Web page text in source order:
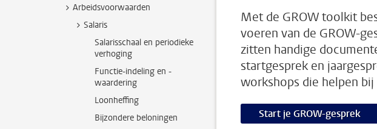
Arbeidsvoorwaarden
Salaris
Salarisschaal en periodieke
verhoging
Functie-indeling en -
waardering
Loonheffing
Bijzondere beloningen
Met de GROW toolkit
voeren van de GROW-
zitten handige
startgesprek en
workshops die helpen
Start je GROW-gesprek